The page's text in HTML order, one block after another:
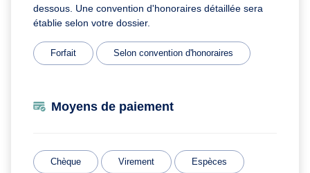
dessous. Une convention d'honoraires détaillée sera
établie selon votre dossier.
Forfait Selon convention d'honoraires
Moyens de paiement
Chèque Virement Espèces